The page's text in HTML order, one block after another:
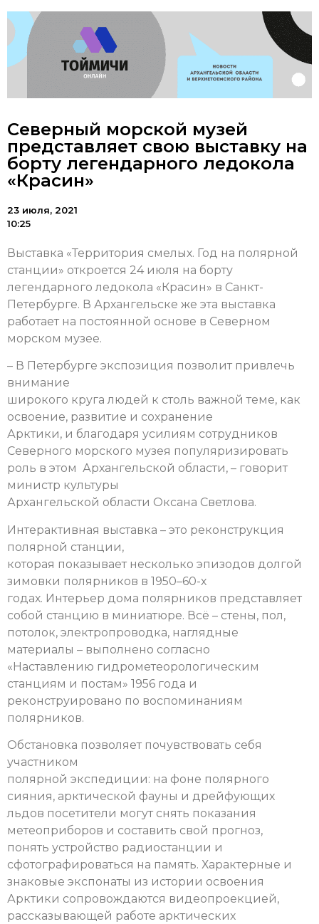
Северный морской музей
представляет свою выставку на
борту легендарного ледокола
«Красин»
23 июля, 2021
10:25
Выставка «Территория смелых. Год на полярной
станции» откроется 24 июля на борту
легендарного ледокола «Красин» в Санкт-
Петербурге. В Архангельске же эта выставка
работает на постоянной основе в Северном
морском музее.
– В Петербурге экспозиция позволит привлечь
внимание
широкого круга людей к столь важной теме, как
освоение, развитие и сохранение
Арктики, и благодаря усилиям сотрудников
Северного морского музея популяризировать
роль в этом Архангельской области, – говорит
министр культуры
Архангельской области Оксана Светлова.
Интерактивная выставка – это реконструкция
полярной станции,
которая показывает несколько эпизодов долгой
зимовки полярников в 1950–60-х
годах. Интерьер дома полярников представляет
собой станцию в миниатюре. Всё – стены, пол,
потолок, электропроводка, наглядные
материалы – выполнено согласно
«Наставлению гидрометеорологическим
станциям и постам» 1956 года и
реконструировано по воспоминаниям
полярников.
Обстановка позволяет почувствовать себя
участником
полярной экспедиции: на фоне полярного
сияния, арктической фауны и дрейфующих
льдов посетители могут снять показания
метеоприборов и составить свой прогноз,
понять устройство радиостанции и
сфотографироваться на память. Характерные и
знаковые экспонаты из истории освоения
Арктики сопровождаются видеопроекцией,
рассказывающей работе арктических